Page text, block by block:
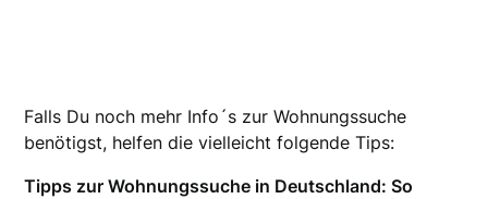
Falls Du noch mehr Info´s zur Wohnungssuche
benötigst, helfen die vielleicht folgende Tips:
Tipps zur Wohnungssuche in Deutschland: So